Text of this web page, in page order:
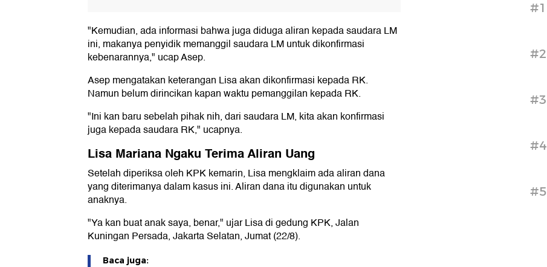
"Kemudian, ada informasi bahwa juga diduga aliran kepada saudara LM
ini, makanya penyidik memanggil saudara LM untuk dikonfirmasi
kebenarannya," ucap Asep.
Asep mengatakan keterangan Lisa akan dikonfirmasi kepada RK.
Namun belum dirincikan kapan waktu pemanggilan kepada RK.
"Ini kan baru sebelah pihak nih, dari saudara LM, kita akan konfirmasi
juga kepada saudara RK," ucapnya.
Lisa Mariana Ngaku Terima Aliran Uang
Setelah diperiksa oleh KPK kemarin, Lisa mengklaim ada aliran dana
yang diterimanya dalam kasus ini. Aliran dana itu digunakan untuk
anaknya.
"Ya kan buat anak saya, benar," ujar Lisa di gedung KPK, Jalan
Kuningan Persada, Jakarta Selatan, Jumat (22/8).
Baca juga:
#1
#2
#3
#4
#5